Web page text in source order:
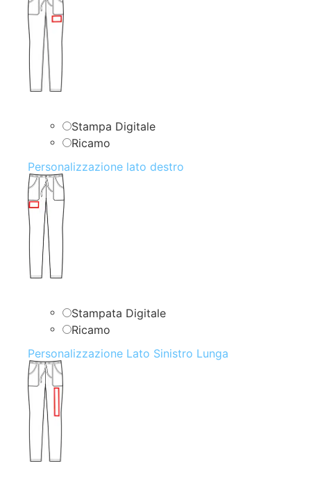
Stampa Digitale
Ricamo
Personalizzazione lato destro
Stampata Digitale
Ricamo
Personalizzazione Lato Sinistro Lunga